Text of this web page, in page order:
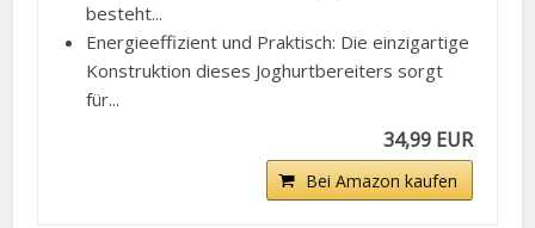
besteht...
Energieeffizient und Praktisch: Die einzigartige
Konstruktion dieses Joghurtbereiters sorgt
für...
34,99 EUR
Bei Amazon kaufen